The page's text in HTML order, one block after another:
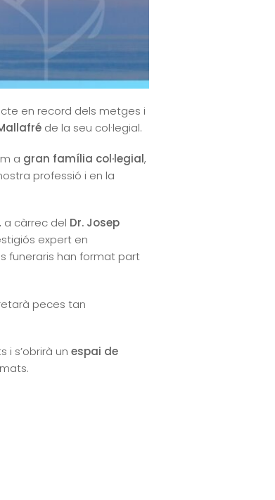
en record dels metges i
de la seu col·legial.
a gran família col·legial,
professió i en la
a càrrec del Dr. Josep
expert en
funeraris han format part
peces tan
i s’obrirà un espai de